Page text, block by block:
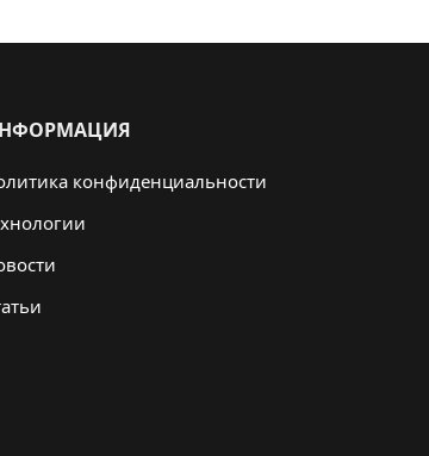
конфиденциальности